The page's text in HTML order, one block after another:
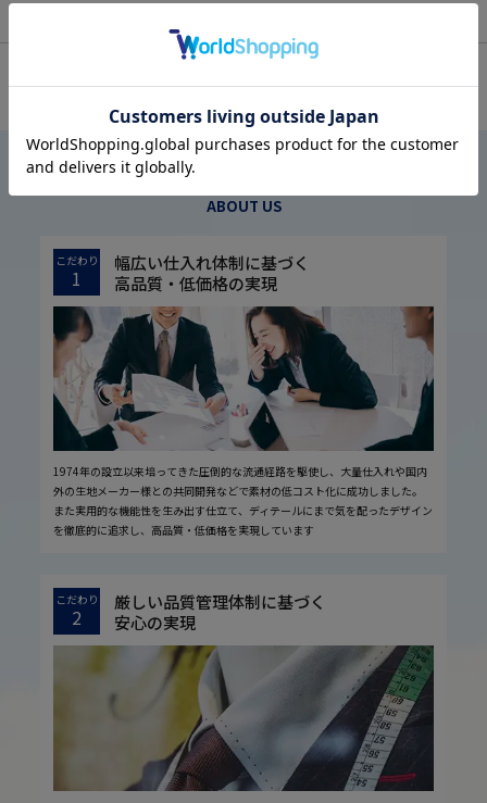
OFFICIAL SNS
はるやまについて
ABOUT US
こだわり
1
幅広い仕入れ体制に基づく
高品質・低価格の実現
1974年の設立以来培ってきた圧倒的な流通経路を駆使し、大量仕入れや国内
外の生地メーカー様との共同開発などで素材の低コスト化に成功しました。
また実用的な機能性を生み出す仕立て、ディテールにまで気を配ったデザイン
を徹底的に追求し、高品質・低価格を実現しています
こだわり
2
厳しい品質管理体制に基づく
安心の実現